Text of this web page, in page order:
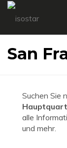
San
Suchen Sie
alle
und mehr.